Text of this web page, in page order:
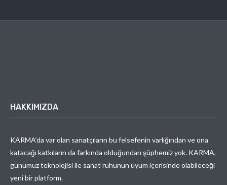
HAKKIMIZDA
KARMA’da var olan sanatçıların bu felsefenin varlığından ve ona
katacağı katkıların da farkında olduğundan şüphemiz yok. KARMA,
günümüz teknolojisi ile sanat ruhunun uyum içerisinde olabileceği
yeni bir platform.